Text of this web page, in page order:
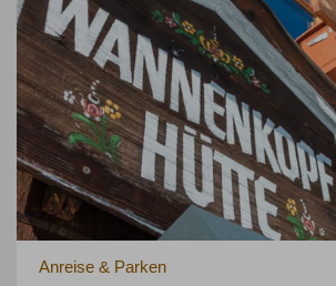
Anreise & Parken